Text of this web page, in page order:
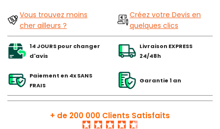
Vous trouvez moins
cher ailleurs ?
Créez votre Devis en
quelques clics
14 JOURS pour changer
d'avis
Livraison EXPRESS
24/48h
Paiement en 4x SANS
FRAIS
Garantie 1 an
+ de 200 000 Clients Satisfaits